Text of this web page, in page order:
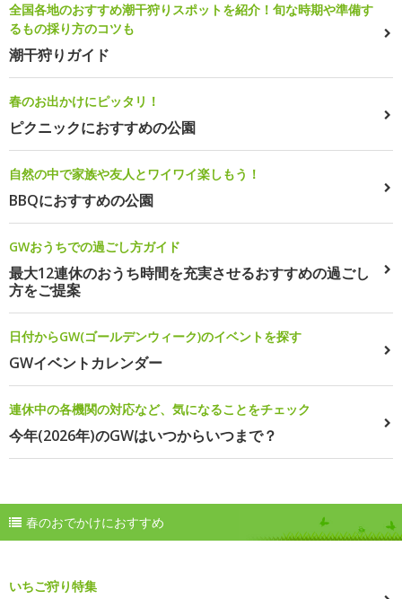
全国各地のおすすめ潮干狩りスポットを紹介！旬な時期や準備す
るもの採り方のコツも
潮干狩りガイド
春のお出かけにピッタリ！
ピクニックにおすすめの公園
自然の中で家族や友人とワイワイ楽しもう！
BBQにおすすめの公園
GWおうちでの過ごし方ガイド
最大12連休のおうち時間を充実させるおすすめの過ごし
方をご提案
日付からGW(ゴールデンウィーク)のイベントを探す
GWイベントカレンダー
連休中の各機関の対応など、気になることをチェック
今年(2026年)のGWはいつからいつまで？
春のおでかけにおすすめ
いちご狩り特集